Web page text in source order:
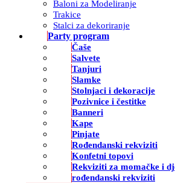
Baloni za Modeliranje
Trakice
Stalci za dekoriranje
Party program
Čaše
Salvete
Tanjuri
Slamke
Stolnjaci i dekoracije
Pozivnice i čestitke
Banneri
Kape
Pinjate
Rođendanski rekviziti
Konfetni topovi
Rekviziti za momačke i
rođendanski rekviziti